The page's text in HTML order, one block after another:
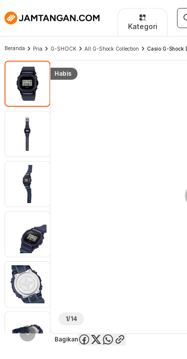
Kategori
Beranda Pria G-SHOCK All G-Shock Collection Casio G-Shock
Habis
1/14
Bagikan